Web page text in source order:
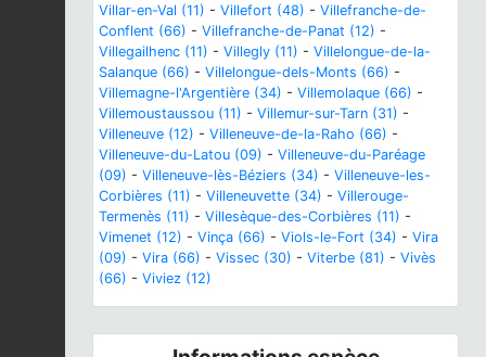
Villar-en-Val (11) - Villefort (48) - Villefranche-de-
Conflent (66) - Villefranche-de-Panat (12) -
Villegailhenc (11) - Villegly (11) - Villelongue-de-la-
Salanque (66) - Villelongue-dels-Monts (66) -
Villemagne-l'Argentière (34) - Villemolaque (66) -
Villemoustaussou (11) - Villemur-sur-Tarn (31) -
Villeneuve (12) - Villeneuve-de-la-Raho (66) -
Villeneuve-du-Latou (09) - Villeneuve-du-Paréage
(09) - Villeneuve-lès-Béziers (34) - Villeneuve-les-
Corbières (11) - Villeneuvette (34) - Villerouge-
Termenès (11) - Villesèque-des-Corbières (11) -
Vimenet (12) - Vinça (66) - Viols-le-Fort (34) - Vira
(09) - Vira (66) - Vissec (30) - Viterbe (81) - Vivès
(66) - Viviez (12)